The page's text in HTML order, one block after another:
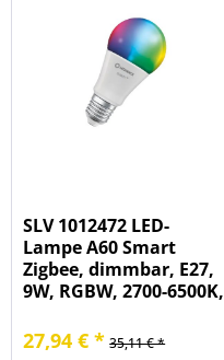
SLV 1012472 LED-
Lampe A60 Smart
Zigbee, dimmbar, E27,
9W, RGBW, 2700-6500K,
27,94 € * 35,11 € *